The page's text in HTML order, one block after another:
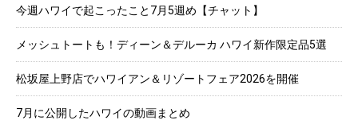
今週ハワイで起こったこと7月5週め【チャット】
メッシュトートも！ディーン＆デルーカ ハワイ新作限定品5選
松坂屋上野店でハワイアン＆リゾートフェア2026を開催
7月に公開したハワイの動画まとめ